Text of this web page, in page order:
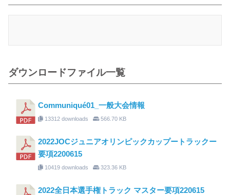
ダウンロードファイル一覧
Communiqué01_一般大会情報
13312 downloads 566.70 KB
2022JOCジュニアオリンピックカップートラックー
要項2200615
10419 downloads 323.36 KB
2022全日本選手権トラック マスター要項220615